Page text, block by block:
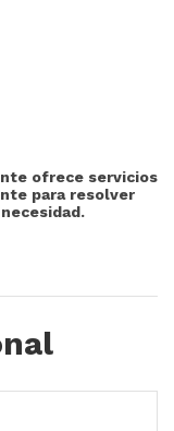
ofrece servicios
para resolver